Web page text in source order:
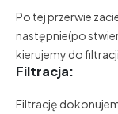
Po tej przerwie
następnie(po
kierujemy do filtracji.
Filtracja:
Filtrację